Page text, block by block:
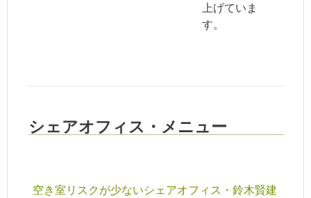
上げていま
す。
シェアオフィス・メニュー
空き室リスクが少ないシェアオフィス・鈴木賢建